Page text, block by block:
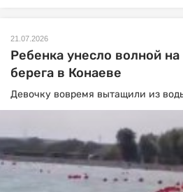
21.07.2026
Ребенка унесло волной
берега в Конаеве
Девочку вовремя вытащили из